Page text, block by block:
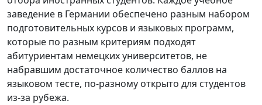
заведение в Германии обеспечено разным набором
подготовительных курсов и языковых программ,
которые по разным критериям подходят
абитуриентам немецких университетов, не
набравшим достаточное количество баллов на
языковом тесте, по-разному открыто для студентов
из-за рубежа.